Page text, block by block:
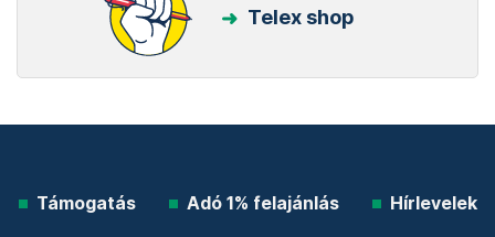
Telex shop
Támogatás Adó 1% felajánlás Hírlevelek